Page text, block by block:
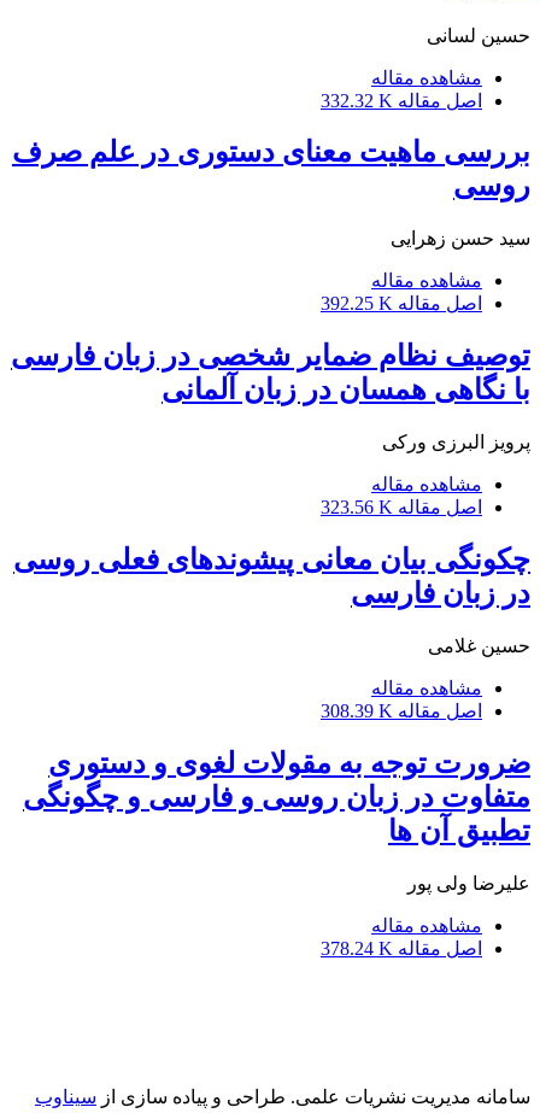
حسین لسانى
مشاهده مقاله
اصل مقاله 332.32 K
بررسی ماهیت معنای دستوری در علم صرف
روسی
سید حسن زهرایى
مشاهده مقاله
اصل مقاله 392.25 K
توصیف نظام ضمایر شخصی در زبان فارسی
با نگاهی همسان در زبان آلمانی
پرویز البرزى ورکى
مشاهده مقاله
اصل مقاله 323.56 K
چکونگی بیان معانی پیشوندهای فعلی روسی
در زبان فارسی
حسین غلامى
مشاهده مقاله
اصل مقاله 308.39 K
ضرورت توجه به مقولات لغوی و دستوری
متفاوت در زبان روسی و فارسی و چگونگی
تطبیق آن ها
علیرضا ولى پور
مشاهده مقاله
اصل مقاله 378.24 K
سامانه مدیریت نشریات علمی. طراحی و پیاده سازی از سیناوب